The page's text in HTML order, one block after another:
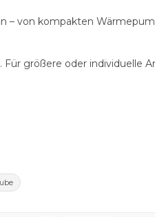
– von kompakten
größere oder individuelle